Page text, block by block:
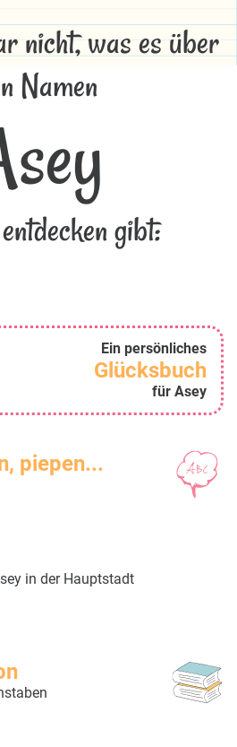
nicht, was es über
Namen
gibt:
Ein persönliches
Glücksbuch
für Asey
piepen...
in der Hauptstadt